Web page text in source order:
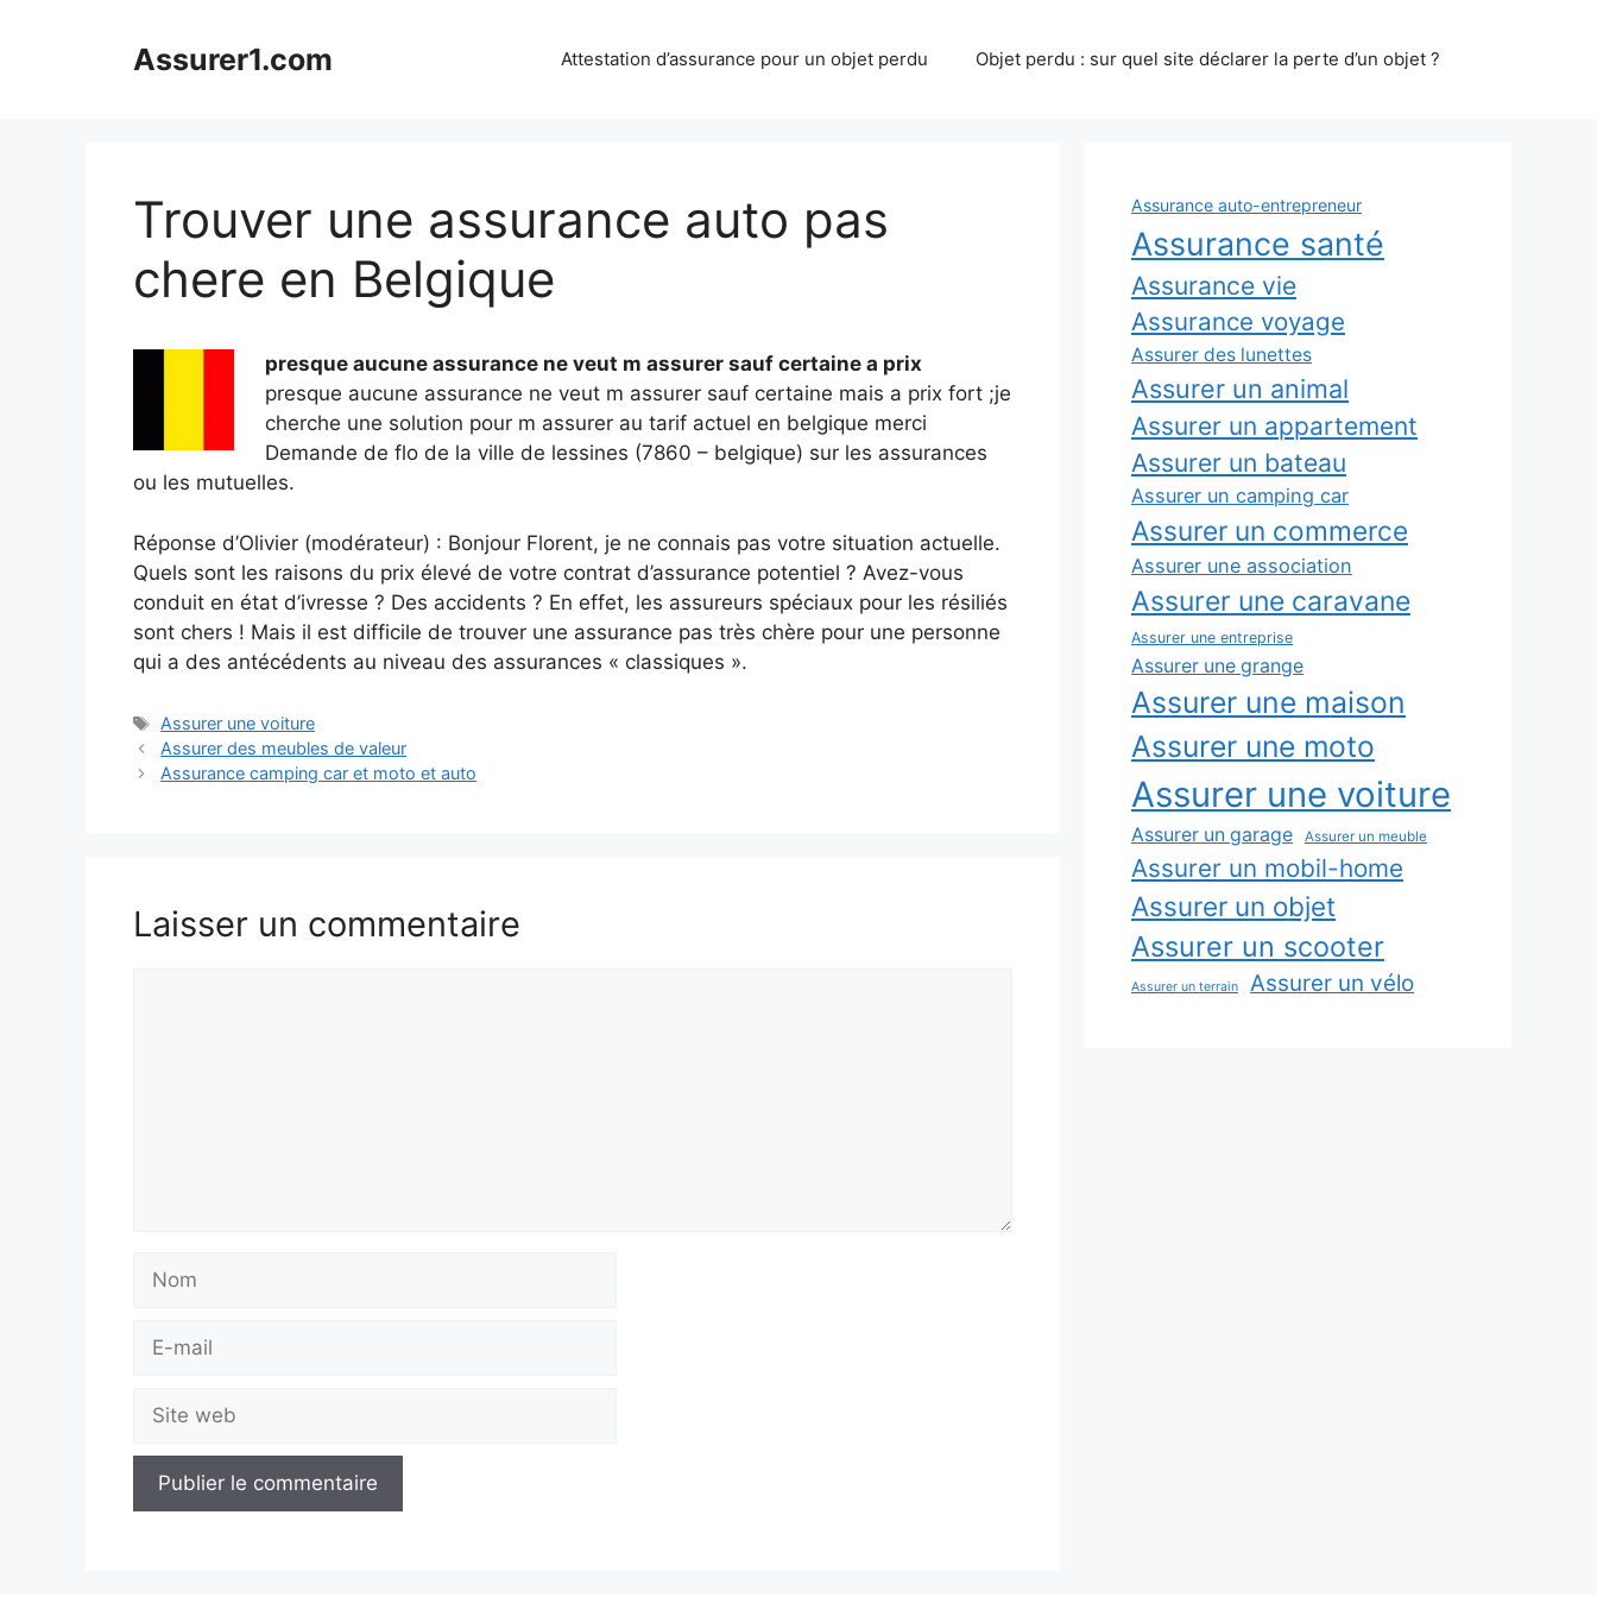
Assurer1.com Attestation d’assurance pour un objet perdu Objet perdu : sur quel site déclarer la perte d’un objet ?
Trouver une assurance auto pas
chere en Belgique
presque aucune assurance ne veut m assurer sauf certaine a prix
presque aucune assurance ne veut m assurer sauf certaine mais a prix fort ;je
cherche une solution pour m assurer au tarif actuel en belgique merci
Demande de flo de la ville de lessines (7860 – belgique) sur les assurances
ou les mutuelles.
Réponse d’Olivier (modérateur) : Bonjour Florent, je ne connais pas votre situation actuelle.
Quels sont les raisons du prix élevé de votre contrat d’assurance potentiel ? Avez-vous
conduit en état d’ivresse ? Des accidents ? En effet, les assureurs spéciaux pour les résiliés
sont chers ! Mais il est difficile de trouver une assurance pas très chère pour une personne
qui a des antécédents au niveau des assurances « classiques ».
Étiquettes
Assurer une voiture
Assurer des meubles de valeur
Assurance camping car et moto et auto
Laisser un commentaire
Nom
Site
web
Assurance auto-entrepreneur
Assurance santé
Assurance vie
Assurance voyage
Assurer des lunettes
Assurer un animal
Assurer un appartement
Assurer un bateau
Assurer un camping car
Assurer un commerce
Assurer une association
Assurer une caravane
Assurer une entreprise
Assurer une grange
Assurer une maison
Assurer une moto
Assurer une voiture
Assurer un garage Assurer un meuble
Assurer un mobil-home
Assurer un objet
Assurer un scooter
Assurer un terrain Assurer un vélo